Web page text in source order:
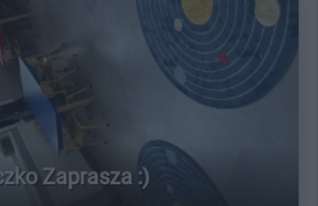
Zaprasza :)